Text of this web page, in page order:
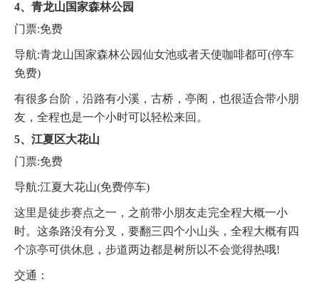
4、青龙山国家森林公园
门票:免费
导航:青龙山国家森林公园仙女池或者天使咖啡都可(停车
免费)
有很多台阶，沿路有小溪，古桥，亭阁，也很适合带小朋
友，全程也是一个小时可以轻松来回。
5、江夏区大花山
门票:免费
导航:江夏大花山(免费停车)
这里是徒步赛点之一，之前带小朋友走完全程大概一小
时。这条路没有分叉，要翻三四个小山头，全程大概有四
个凉亭可供休息，步道两边都是树所以不会觉得热哦!
交通：